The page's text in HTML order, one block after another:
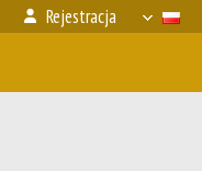
Rejestracja